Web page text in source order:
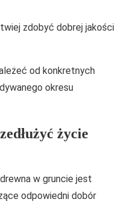
zdobyć dobrej jakości
od konkretnych
okresu
życie
w gruncie jest
odpowiedni dobór